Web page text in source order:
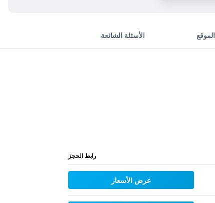
الموقع الأسئلة الشائعة
رابط الحجز
عرض الأسعار